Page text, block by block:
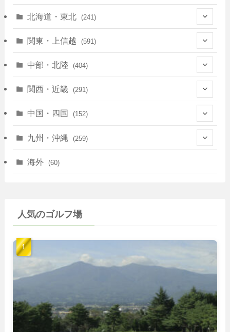
北海道・東北 (241)
(128)
(10)
(17)
(35)
(30)
関東・上信越 (591)
(146)
(40)
(114)
(72)
(14)
(103)
中部・北陸 (404)
(13)
(83)
(78)
(40)
(22)
関西・近畿 (291)
(39)
(25)
中国・四国 (152)
(7)
(39)
(40)
(14)
九州・沖縄 (259)
(28)
(22)
(23)
(22)
海外 (60)
人気のゴルフ場